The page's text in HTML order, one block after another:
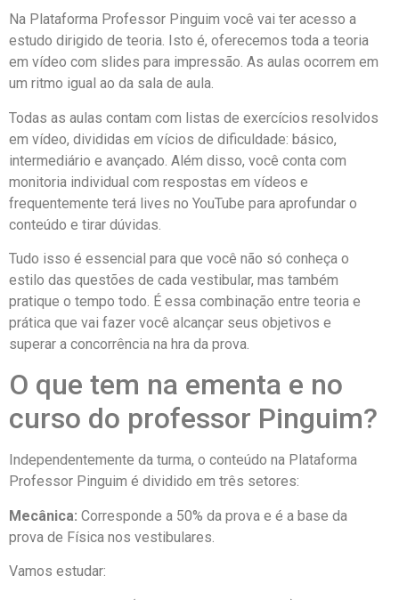
Na Plataforma Professor Pinguim você vai ter acesso a
estudo dirigido de teoria. Isto é, oferecemos toda a teoria
em vídeo com slides para impressão. As aulas ocorrem em
um ritmo igual ao da sala de aula.
Todas as aulas contam com listas de exercícios resolvidos
em vídeo, divididas em vícios de dificuldade: básico,
intermediário e avançado. Além disso, você conta com
monitoria individual com respostas em vídeos e
frequentemente terá lives no YouTube para aprofundar o
conteúdo e tirar dúvidas.
Tudo isso é essencial para que você não só conheça o
estilo das questões de cada vestibular, mas também
pratique o tempo todo. É essa combinação entre teoria e
prática que vai fazer você alcançar seus objetivos e
superar a concorrência na hra da prova.
O que tem na ementa e no
curso do professor Pinguim?
Independentemente da turma, o conteúdo na Plataforma
Professor Pinguim é dividido em três setores:
Mecânica: Corresponde a 50% da prova e é a base da
prova de Física nos vestibulares.
Vamos estudar: